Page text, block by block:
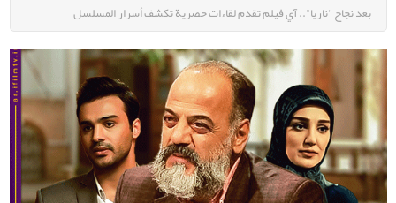
بعد نجاح "ناريا".. آي فيلم تقدم لقاءات حصرية تكشف أسرار المسلسل